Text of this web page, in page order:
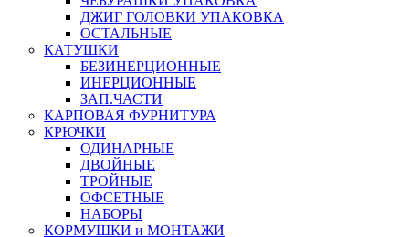
ДЖИГ ГОЛОВКИ УПАКОВКА
ОСТАЛЬНЫЕ
КАТУШКИ
БЕЗИНЕРЦИОННЫЕ
ИНЕРЦИОННЫЕ
ЗАП.ЧАСТИ
КАРПОВАЯ ФУРНИТУРА
КРЮЧКИ
ОДИНАРНЫЕ
ДВОЙНЫЕ
ТРОЙНЫЕ
ОФСЕТНЫЕ
НАБОРЫ
КОРМУШКИ и МОНТАЖИ